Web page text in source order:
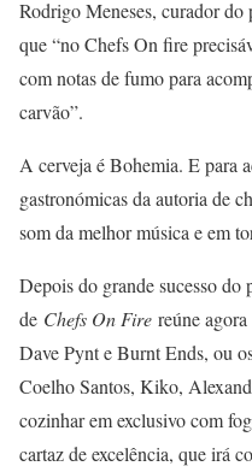
Rodrigo Meneses, curador do
que “no Chefs On fire
com notas de fumo para
carvão”.
A cerveja é Bohemia. E para
gastronómicas da autoria de
som da melhor música e em
Depois do grande sucesso do
de Chefs On Fire reúne
Dave Pynt e Burnt Ends, ou
Coelho Santos, Kiko,
cozinhar em exclusivo com
cartaz de excelência, que irá